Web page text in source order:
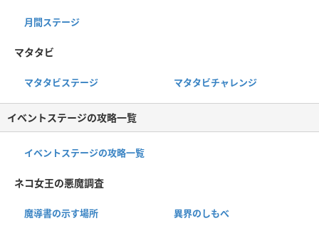
月間ステージ
マタタビ
マタタビステージ マタタビチャレンジ
イベントステージの攻略一覧
イベントステージの攻略一覧
ネコ女王の悪魔調査
魔導書の示す場所 異界のしもべ